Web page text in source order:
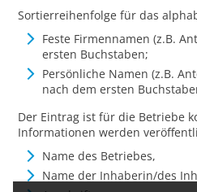
Sortierreihenfolge für das
Feste Firmennamen (z.B.
ersten Buchstaben;
Persönliche Namen (z.B.
nach dem ersten
Der Eintrag ist für die Betriebe
Informationen werden
Name des Betriebes,
Name der Inhaberin/des